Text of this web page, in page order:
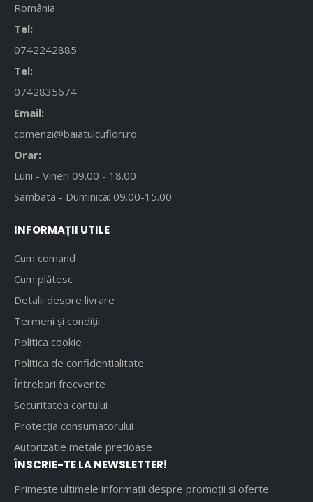
România
Tel:
0742242885
Tel:
0742835674
Email:
comenzi@baiatulcuflori.ro
Orar:
Luni - Vineri 09.00 - 18.00
Sambata - Duminica: 09.00-15.00
INFORMAȚII UTILE
Cum comand
Cum plătesc
Detalii despre livrare
Termeni și condiții
Politica cookie
Politica de confidentialitate
Întrebari frecvente
Securitatea contului
Protecția consumatorului
Autorizatie metale pretioase
ÎNSCRIE-TE LA NEWSLETTER!
Primește ultimele informații despre promoții și oferte.